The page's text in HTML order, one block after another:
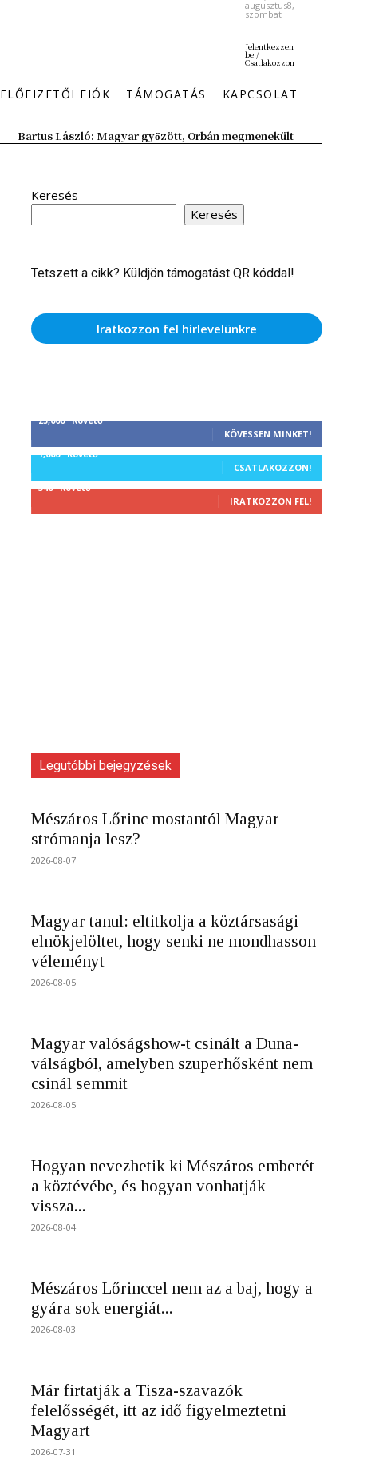
augusztus8,
szombat
Jelentkezzen
be /
Csatlakozzon
ELŐFIZETŐI FIÓK TÁMOGATÁS KAPCSOLAT
Bartus László: Magyar győzött, Orbán megmenekült
Keresés
Keresés
Tetszett a cikk? Küldjön támogatást QR kóddal!
Iratkozzon fel hírlevelünkre
25,000 Követő
KÖVESSEN MINKET!
1,000 Követő
CSATLAKOZZON!
340 Követő
IRATKOZZON FEL!
Legutóbbi bejegyzések
Mészáros Lőrinc mostantól Magyar
strómanja lesz?
2026-08-07
Magyar tanul: eltitkolja a köztársasági
elnökjelöltet, hogy senki ne mondhasson
véleményt
2026-08-05
Magyar valóságshow-t csinált a Duna-
válságból, amelyben szuperhősként nem
csinál semmit
2026-08-05
Hogyan nevezhetik ki Mészáros emberét
a köztévébe, és hogyan vonhatják
vissza...
2026-08-04
Mészáros Lőrinccel nem az a baj, hogy a
gyára sok energiát...
2026-08-03
Már firtatják a Tisza-szavazók
felelősségét, itt az idő figyelmeztetni
Magyart
2026-07-31